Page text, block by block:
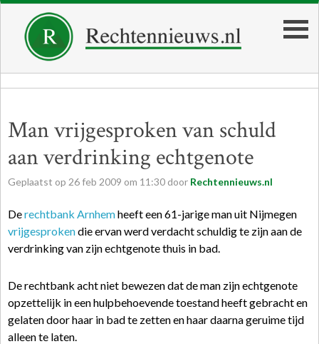
Man vrijgesproken van schuld
aan verdrinking echtgenote
Geplaatst op 26feb 2009 om 11:30 door Rechtennieuws.nl
Derechtbank Arnhemheeft een 61-jarige man uit Nijmegen
vrijgesprokendie ervan werd verdacht schuldig te zijn aan de
verdrinking van zijn echtgenote thuis in bad.
De rechtbank acht niet bewezen dat de man zijn echtgenote
opzettelijk in een hulpbehoevende toestand heeft gebracht en
gelaten door haar in bad te zetten en haar daarna geruime tijd
alleen te laten.